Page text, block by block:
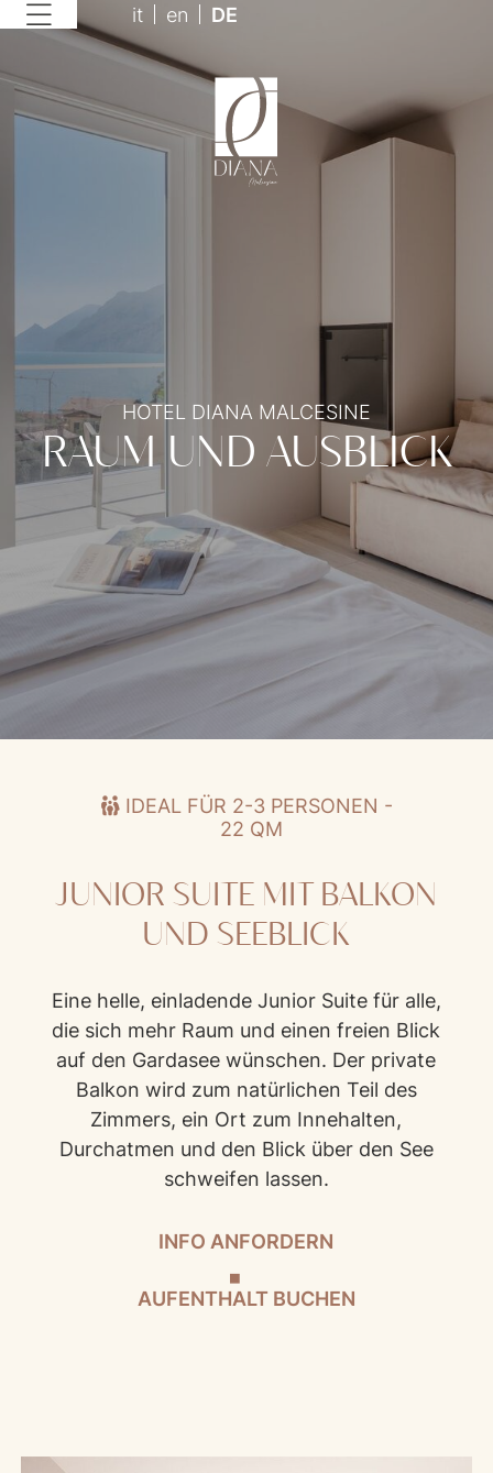
it en DE
HOTEL DIANA MALCESINE
RAUM UND AUSBLICK
IDEAL FÜR 2-3 PERSONEN -
22 QM
JUNIOR SUITE MIT BALKON
UND SEEBLICK
Eine helle, einladende Junior Suite für alle,
die sich mehr Raum und einen freien Blick
auf den Gardasee wünschen. Der private
Balkon wird zum natürlichen Teil des
Zimmers, ein Ort zum Innehalten,
Durchatmen und den Blick über den See
schweifen lassen.
INFO ANFORDERN
AUFENTHALT BUCHEN